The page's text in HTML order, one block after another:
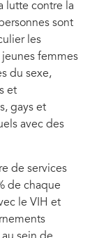
lutte contre la
sont
les
femmes
du sexe,
et
gays et
avec des
de services
de chaque
le VIH et